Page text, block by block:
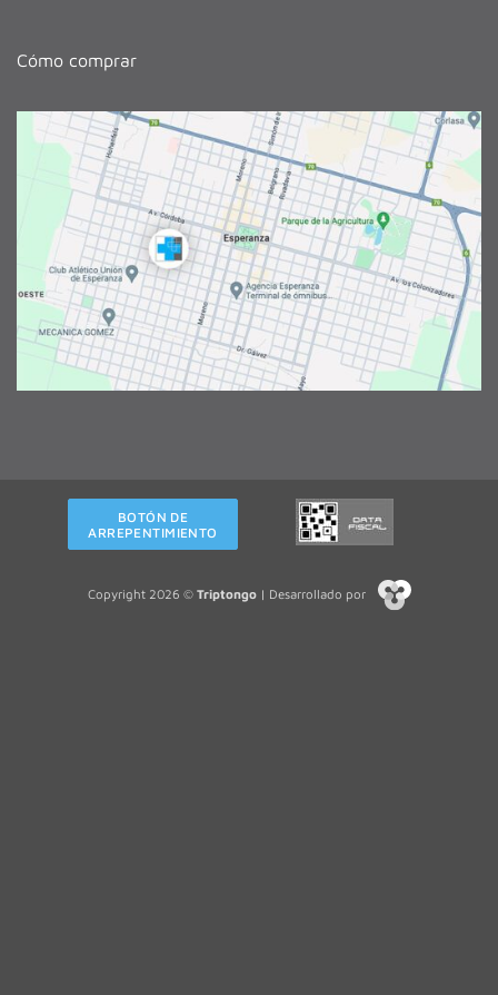
Cómo comprar
BOTÓN DE
ARREPENTIMIENTO
Copyright 2026 © Triptongo| Desarrollado por